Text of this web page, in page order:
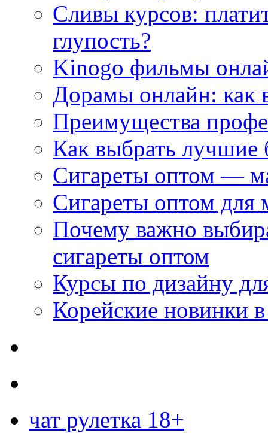
Сливы курсов:
глупость?
Kinogo фильмы
Дорамы онлайн: как
Преимущества
Как выбрать
Сигареты оптом —
Сигареты оптом для
Почему важно
сигареты оптом
Курсы по дизайну
Корейские новинки
чат рулетка 18+